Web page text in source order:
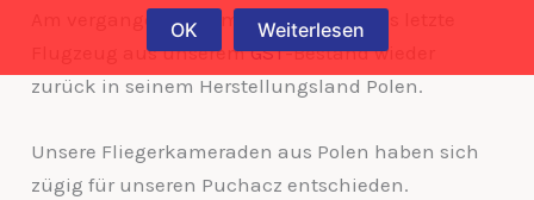
Am vergangenen Samstag ist auch das letzte
Flugzeug aus unseremGST-Bestand wieder
zurück in seinem Herstellungsland Polen.
Unsere Fliegerkameraden aus Polen haben sich
zügig für unseren Puchacz entschieden.
OK Weiterlesen